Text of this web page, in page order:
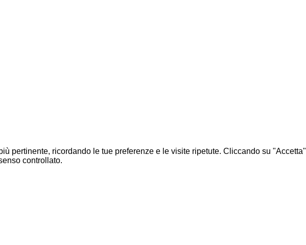
pertinente, ricordando le tue preferenze e le visite ripetute. Cliccando su
controllato.